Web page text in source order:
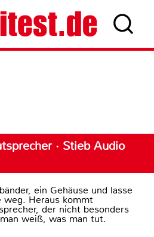
· Stieb Audio
ein Gehäuse und lasse
weg. Heraus kommt
der nicht besonders
weiß, was man tut.